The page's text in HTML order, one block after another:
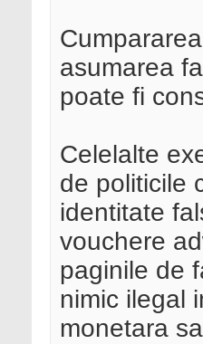
asumarea
poate fi
Celelalte
de politicile
identitate
vouchere
paginile de
nimic ilegal
monetara